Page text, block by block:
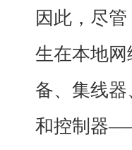
因此，尽
生在本地
备、集线
和控制器